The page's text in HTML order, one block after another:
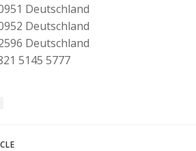
Deutschland
Deutschland
Deutschland
5145 5777